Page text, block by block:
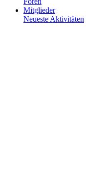
Mitglieder
Neueste Aktivitäten